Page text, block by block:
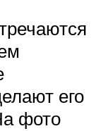
его
фото